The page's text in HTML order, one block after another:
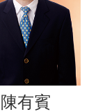
陳有賓